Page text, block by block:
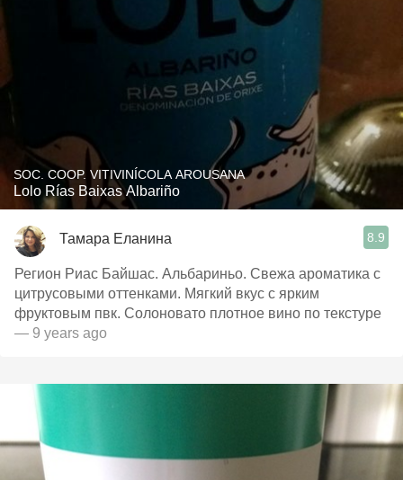
SOC. COOP. VITIVINÍCOLA AROUSANA
Lolo Rías Baixas Albariño
Тамара Еланина 8.9
Регион Риас Байшас. Альбариньо. Свежа ароматика с
цитрусовыми оттенками. Мягкий вкус с ярким
фруктовым пвк. Солоновато плотное вино по текстуре
— 9 years ago